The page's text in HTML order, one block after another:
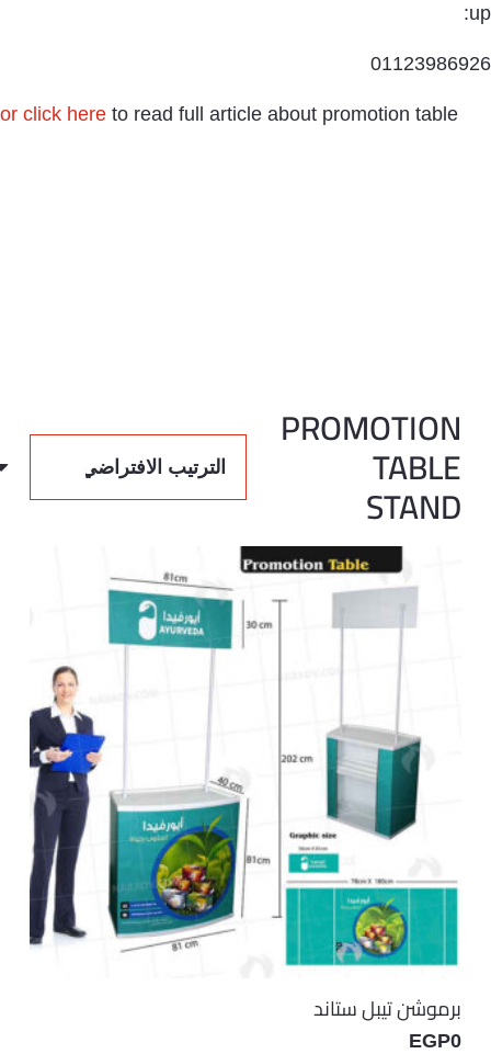
up:
01123986926
or click here to read full article about promotion table
PROMOTION
TABLE
STAND
برموشن تيبل ستاند
EGP0